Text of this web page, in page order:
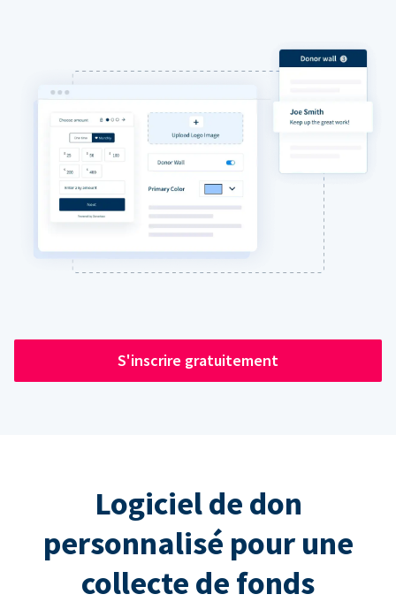
S'inscrire gratuitement
Logiciel de don
personnalisé pour une
collecte de fonds